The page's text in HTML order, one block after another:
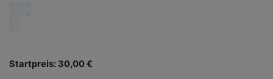
Startpreis: 30,00 €